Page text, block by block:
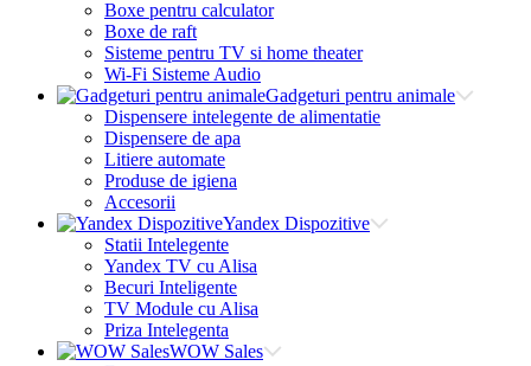
Boxe pentru calculator
Boxe de raft
Sisteme pentru TV si home theater
Wi-Fi Sisteme Audio
Gadgeturi pentru animale
Dispensere intelegente de alimentatie
Dispensere de apa
Litiere automate
Produse de igiena
Accesorii
Yandex Dispozitive
Statii Intelegente
Yandex TV cu Alisa
Becuri Inteligente
TV Module cu Alisa
Priza Intelegenta
WOW Sales